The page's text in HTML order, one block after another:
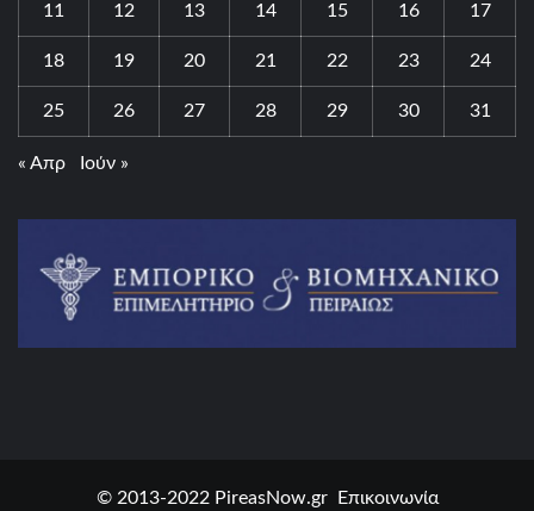
11 12 13 14 15 16 17
18 19 20 21 22 23 24
25 26 27 28 29 30 31
« Απρ Ιούν »
© 2013-2022 PireasNow.gr Επικοινωνία